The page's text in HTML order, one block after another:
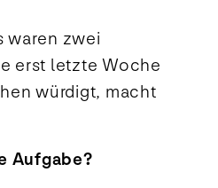
waren zwei
erst letzte Woche
würdigt, macht
Aufgabe?